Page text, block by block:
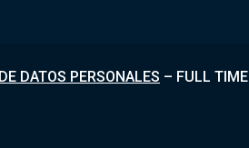
DATOS PERSONALES – FULL TIME